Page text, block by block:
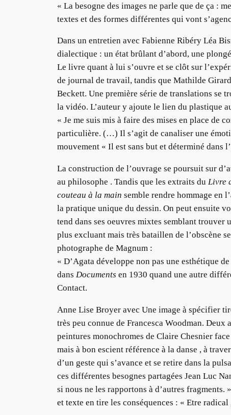
« La besogne des images ne parle que de ça :
textes et des formes différentes qui vont
Dans un entretien avec Fabienne Ribéry Léa
dialectique : un état brûlant d’abord, une
Le livre quant à lui s’ouvre et se clôt sur
de journal de travail, tandis que Mathilde
Beckett. Une première série de translations se
la vidéo. L’auteur y ajoute le lien du plastique
« Je me suis mis à faire des mises en place de
particulière. (…) Il s’agit de canaliser une
mouvement « Il est sans but et déterminé dans
La construction de l’ouvrage se poursuit sur
au philosophe . Tandis que les extraits du Livre
couteau à la main semble rendre hommage en
la pratique unique du dessin. On peut ensuite
tend dans ses oeuvres mixtes semblant
plus excluant mais très bataillen de l’obscène
photographe de Magnum :
« D’Agata développe non pas une esthétique
dans Documents en 1930 quand une autre
Contact.
Anne Lise Broyer avec Une image à spécifier
très peu connue de Francesca Woodman.
peintures monochromes de Claire Chesnier
mais à bon escient référence à la danse , à
d’un geste qui s’avance et se retire dans la
ces différentes besognes partagées Jean Luc
si nous ne les rapportons à d’autres
et texte en tire les conséquences : « Etre